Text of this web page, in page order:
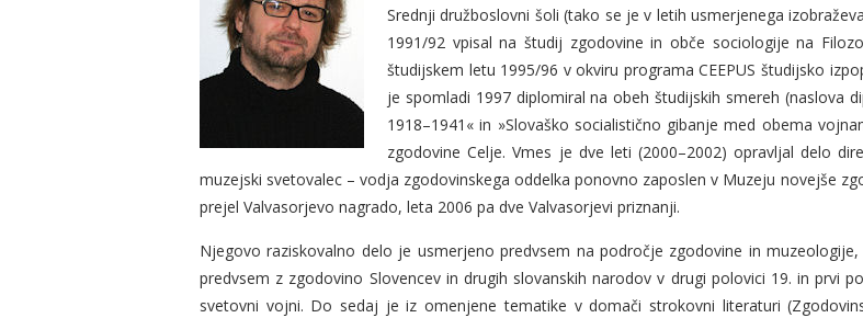
Srednji družboslovni šoli (tako se je v letih usmerjenega
1991/92 vpisal na študij zgodovine in obče sociologije na
študijskem letu 1995/96 v okviru programa CEEPUS študijsko
je spomladi 1997 diplomiral na obeh študijskih smereh (naslova
1918–1941« in »Slovaško socialistično gibanje med obema
zgodovine Celje. Vmes je dve leti (2000–2002) opravljal delo
muzejski svetovalec – vodja zgodovinskega oddelka ponovno zaposlen v Muzeju novejše
prejel Valvasorjevo nagrado, leta 2006 pa dve Valvasorjevi priznanji.
Njegovo raziskovalno delo je usmerjeno predvsem na področje zgodovine in
predvsem z zgodovino Slovencev in drugih slovanskih narodov v drugi polovici 19. in prvi
svetovni vojni. Do sedaj je iz omenjene tematike v domači strokovni literaturi